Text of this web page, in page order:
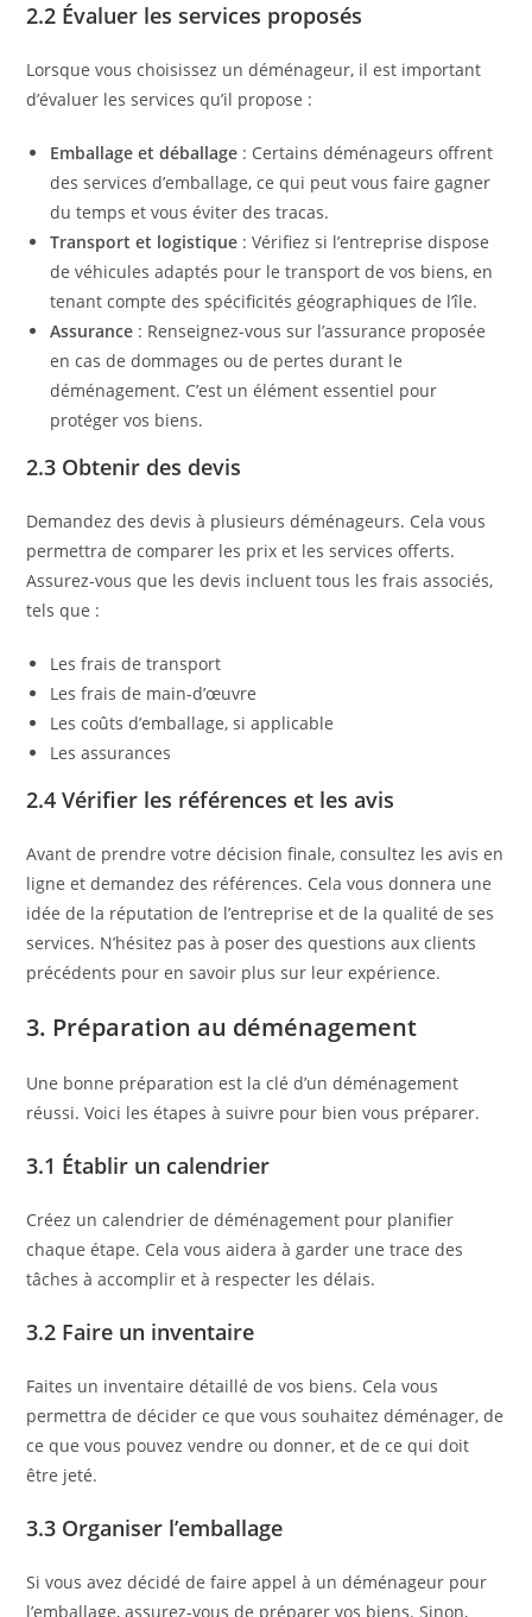
2.2 Évaluer les services proposés
Lorsque vous choisissez un déménageur, il est important
d’évaluer les services qu’il propose :
Emballage et déballage : Certains déménageurs offrent
des services d’emballage, ce qui peut vous faire gagner
du temps et vous éviter des tracas.
Transport et logistique : Vérifiez si l’entreprise dispose
de véhicules adaptés pour le transport de vos biens, en
tenant compte des spécificités géographiques de l’île.
Assurance : Renseignez-vous sur l’assurance proposée
en cas de dommages ou de pertes durant le
déménagement. C’est un élément essentiel pour
protéger vos biens.
2.3 Obtenir des devis
Demandez des devis à plusieurs déménageurs. Cela vous
permettra de comparer les prix et les services offerts.
Assurez-vous que les devis incluent tous les frais associés,
tels que :
Les frais de transport
Les frais de main-d’œuvre
Les coûts d’emballage, si applicable
Les assurances
2.4 Vérifier les références et les avis
Avant de prendre votre décision finale, consultez les avis en
ligne et demandez des références. Cela vous donnera une
idée de la réputation de l’entreprise et de la qualité de ses
services. N’hésitez pas à poser des questions aux clients
précédents pour en savoir plus sur leur expérience.
3. Préparation au déménagement
Une bonne préparation est la clé d’un déménagement
réussi. Voici les étapes à suivre pour bien vous préparer.
3.1 Établir un calendrier
Créez un calendrier de déménagement pour planifier
chaque étape. Cela vous aidera à garder une trace des
tâches à accomplir et à respecter les délais.
3.2 Faire un inventaire
Faites un inventaire détaillé de vos biens. Cela vous
permettra de décider ce que vous souhaitez déménager, de
ce que vous pouvez vendre ou donner, et de ce qui doit
être jeté.
3.3 Organiser l’emballage
Si vous avez décidé de faire appel à un déménageur pour
l’emballage, assurez-vous de préparer vos biens. Sinon,